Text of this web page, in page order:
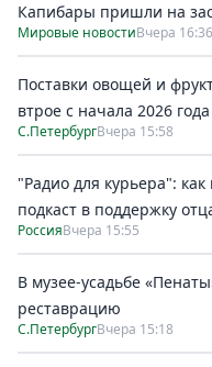
Капибары пришли на
Мировые новостиВчера 16:36
Поставки овощей и
втрое с начала 2026 года
С.ПетербургВчера 15:58
"Радио для курьера":
подкаст в поддержку
РоссияВчера 15:55
В музее-усадьбе
реставрацию
С.ПетербургВчера 15:18